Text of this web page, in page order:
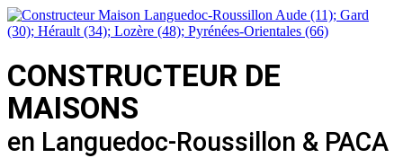
CONSTRUCTEUR DE
MAISONS
en Languedoc-Roussillon & PACA